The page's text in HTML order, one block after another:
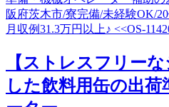
【ストレスフリー
した飲料用缶の出